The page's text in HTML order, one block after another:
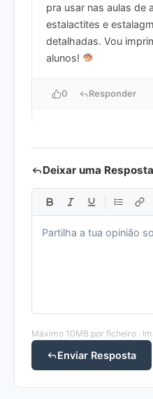
pra usar nas aulas de
estalactites e
detalhadas. Vou
alunos!
0 Responder
Deixar uma Resposta
Máximo 10MB por ficheiro ·
Enviar Resposta